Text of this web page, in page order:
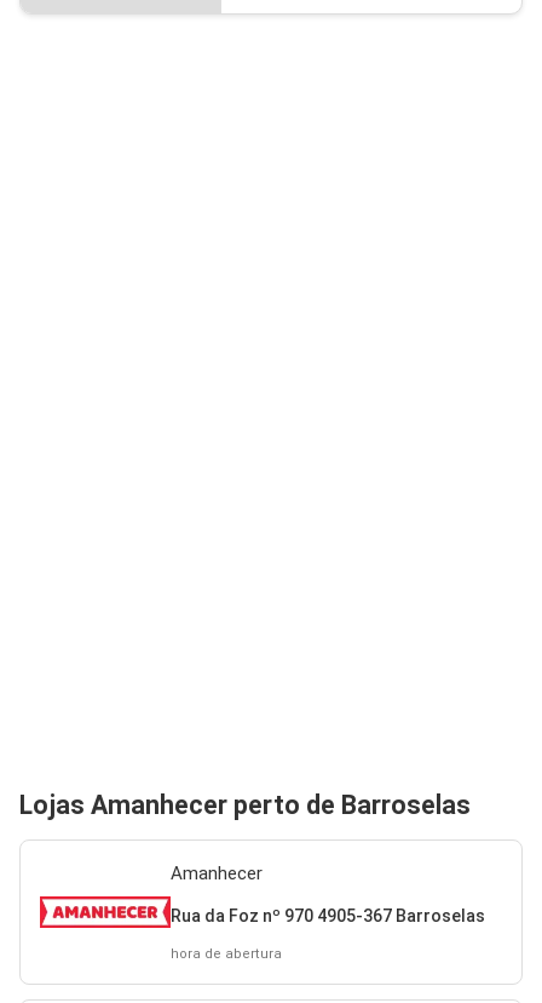
Lojas Amanhecer perto de Barroselas
Amanhecer
Rua da Foz nº 970 4905-367 Barroselas
hora de abertura